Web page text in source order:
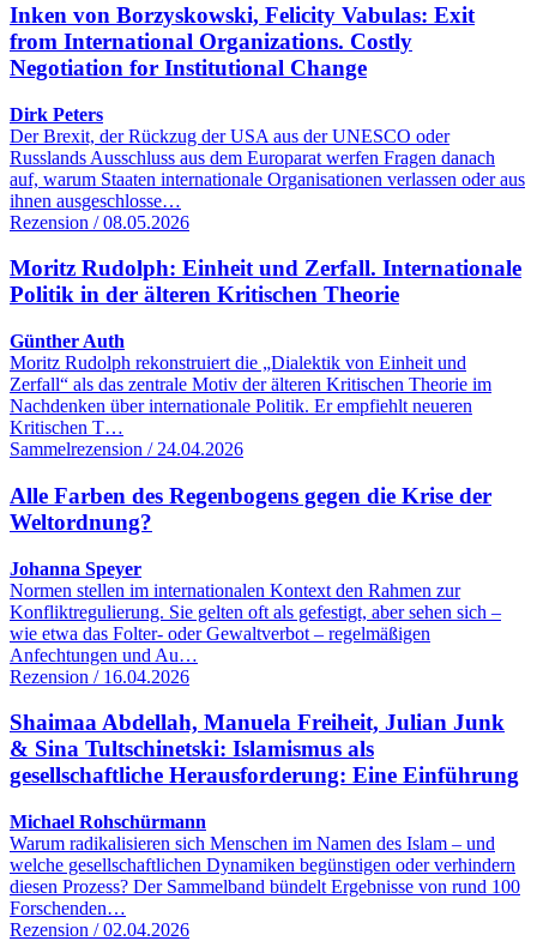
Inken von Borzyskowski, Felicity Vabulas: Exit
from International Organizations. Costly
Negotiation for Institutional Change
Dirk Peters
Der Brexit, der Rückzug der USA aus der UNESCO oder
Russlands Ausschluss aus dem Europarat werfen Fragen danach
auf, warum Staaten internationale Organisationen verlassen oder aus
ihnen ausgeschlosse…
Rezension / 08.05.2026
Moritz Rudolph: Einheit und Zerfall. Internationale
Politik in der älteren Kritischen Theorie
Günther Auth
Moritz Rudolph rekonstruiert die „Dialektik von Einheit und
Zerfall“ als das zentrale Motiv der älteren Kritischen Theorie im
Nachdenken über internationale Politik. Er empfiehlt neueren
Kritischen T…
Sammelrezension / 24.04.2026
Alle Farben des Regenbogens gegen die Krise der
Weltordnung?
Johanna Speyer
Normen stellen im internationalen Kontext den Rahmen zur
Konfliktregulierung. Sie gelten oft als gefestigt, aber sehen sich –
wie etwa das Folter- oder Gewaltverbot – regelmäßigen
Anfechtungen und Au…
Rezension / 16.04.2026
Shaimaa Abdellah, Manuela Freiheit, Julian Junk
& Sina Tultschinetski: Islamismus als
gesellschaftliche Herausforderung: Eine Einführung
Michael Rohschürmann
Warum radikalisieren sich Menschen im Namen des Islam – und
welche gesellschaftlichen Dynamiken begünstigen oder verhindern
diesen Prozess? Der Sammelband bündelt Ergebnisse von rund 100
Forschenden…
Rezension / 02.04.2026